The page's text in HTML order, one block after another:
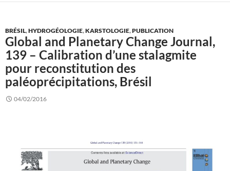
BRÉSIL,HYDROGÉOLOGIE,KARSTOLOGIE,PUBLICATION
Global and Planetary Change Journal,
139 – Calibration d’une stalagmite
pour reconstitution des
paléoprécipitations, Brésil
04/02/2016